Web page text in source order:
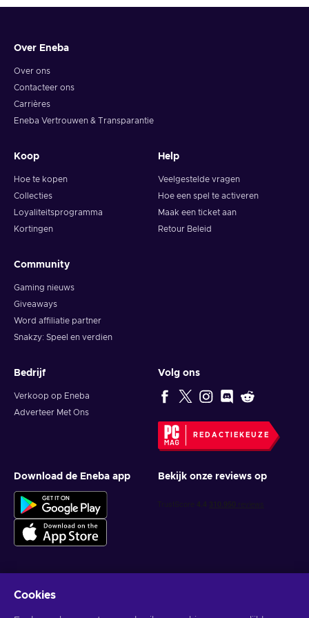
redeem your whole voucher at once. Once you’ve done that,
you should give it up to 30 minutes for your cryptocurrency
to arrive in your wallet. After that, you can use your new
Over Eneba
Over ons
Contacteer ons
Carrières
Eneba Vertrouwen & Transparantie
Koop
Hoe te kopen
Collecties
Loyaliteitsprogramma
Kortingen
Help
Veelgestelde vragen
Hoe een spel te activeren
Maak een ticket aan
Retour Beleid
Community
Gaming nieuws
Giveaways
Word affiliatie partner
Snakzy: Speel en verdien
Bedrijf
Verkoop op Eneba
Adverteer Met Ons
Volg ons
REDACTIEKEUZE
Download de Eneba app Bekijk onze reviews op
Krijg gepersonaliseerde gameaanbiedingen
Cookies